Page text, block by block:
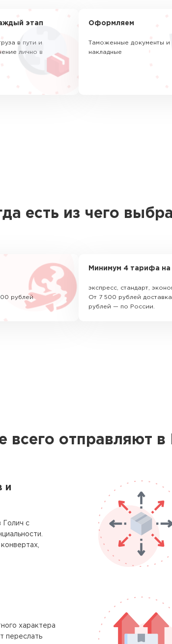
этап
в пути и
лично в
Оформляем
Таможенные документы и
накладные
есть из чего
рублей
Минимум 4 тарифа
экспресс, стандарт,
От 7 500 рублей
рублей — по России.
всего отправляют в
и
Голич с
характера
переслать